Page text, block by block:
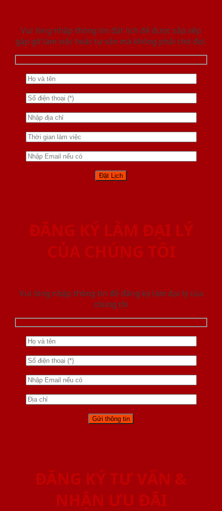
Vui lòng nhập thông tin đặt lịch để được sắp xếp
gặp gỡ làm việc hoăc tư vấn mà không phải chờ đợi.
ĐĂNG KÝ LÀM ĐẠI LÝ
CỦA CHÚNG TÔI
Vui lòng nhập thông tin để đăng ký làm đại lý của
chúng tôi
ĐĂNG KÝ TƯ VẤN &
NHẬN ƯU ĐÃI